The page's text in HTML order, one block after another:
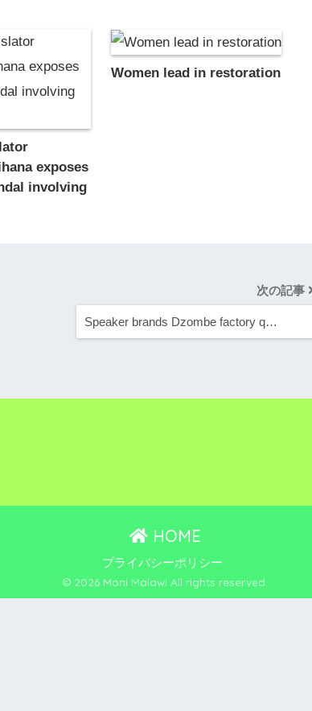
exposes
involving
Women lead in restoration
次の記事
Speaker brands Dzombe factory q…
HOME
プライバシーポリシー
© 2026 Moni Malawi All rights reserved.